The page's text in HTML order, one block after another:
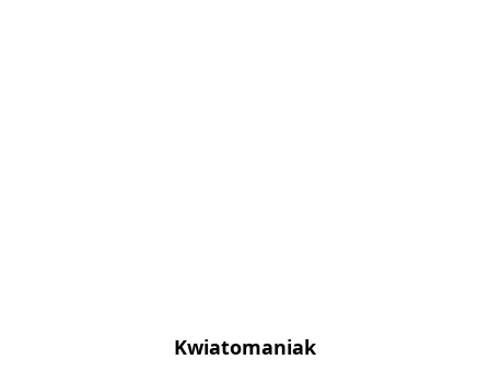
Kwiatomaniak